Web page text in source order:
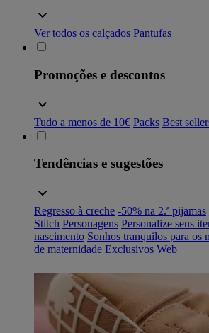
Ver todos os calçados Pantufas
Promoções e descontos
Tudo a menos de 10€ Packs Best
Tendências e sugestões
Regresso à creche -50% na 2.ª pijamas
Stitch Personagens Personalize seus
nascimento Sonhos tranquilos para os
de maternidade Exclusivos Web